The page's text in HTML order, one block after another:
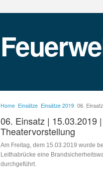
Home Einsätze Einsätze 2019 06.
06. Einsatz | 15.03.2019
Theatervorstellung
Am Freitag, dem 15.03.2019 wurde
Leithabrücke eine
durchgeführt.